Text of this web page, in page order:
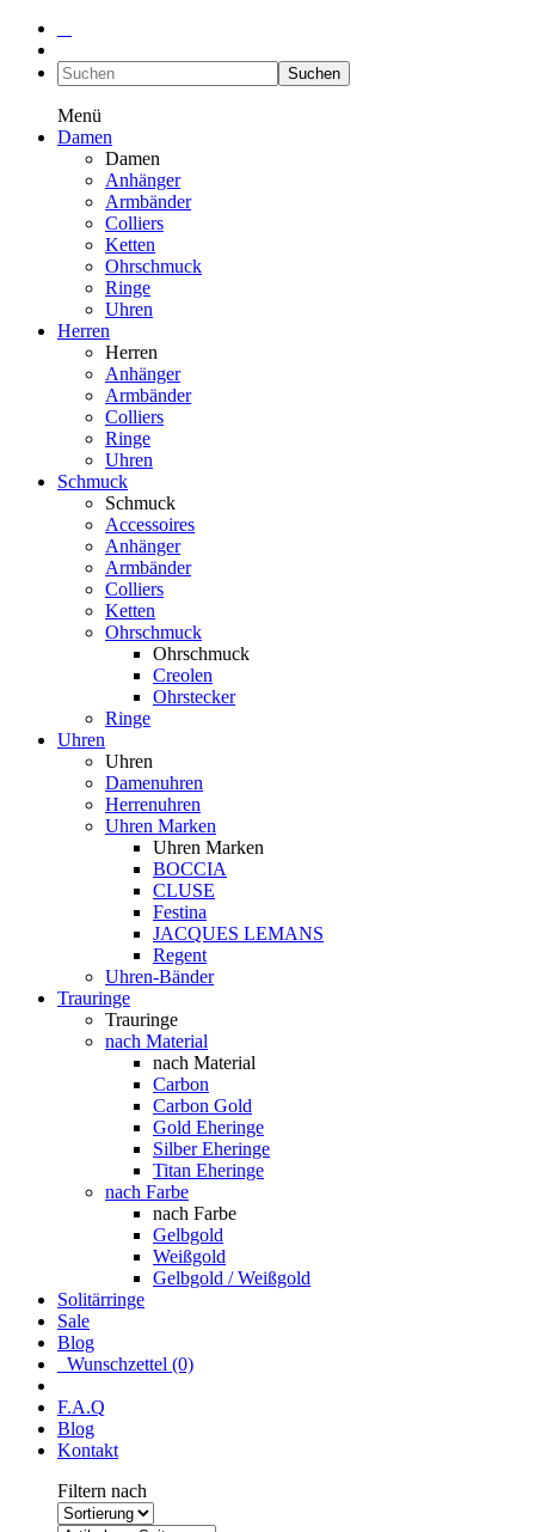
Suchen
Menü
Damen
Damen
Anhänger
Armbänder
Colliers
Ketten
Ohrschmuck
Ringe
Uhren
Herren
Herren
Anhänger
Armbänder
Colliers
Ringe
Uhren
Schmuck
Schmuck
Accessoires
Anhänger
Armbänder
Colliers
Ketten
Ohrschmuck
Ohrschmuck
Creolen
Ohrstecker
Ringe
Uhren
Uhren
Damenuhren
Herrenuhren
Uhren Marken
Uhren Marken
BOCCIA
CLUSE
Festina
JACQUES LEMANS
Regent
Uhren-Bänder
Trauringe
Trauringe
nach Material
nach Material
Carbon
Carbon Gold
Gold Eheringe
Silber Eheringe
Titan Eheringe
nach Farbe
nach Farbe
Gelbgold
Weißgold
Gelbgold / Weißgold
Solitärringe
Sale
Blog
Wunschzettel (0)
F.A.Q
Blog
Kontakt
Filtern nach